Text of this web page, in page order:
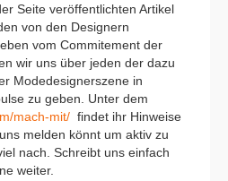
Seite veröffentlichten Artikel
von den Designern
vom Commitement der
wir uns über jeden der dazu
Modedesignerszene in
zu geben. Unter dem
mach-mit/ findet ihr Hinweise
melden könnt um aktiv zu
nach. Schreibt uns einfach
weiter.